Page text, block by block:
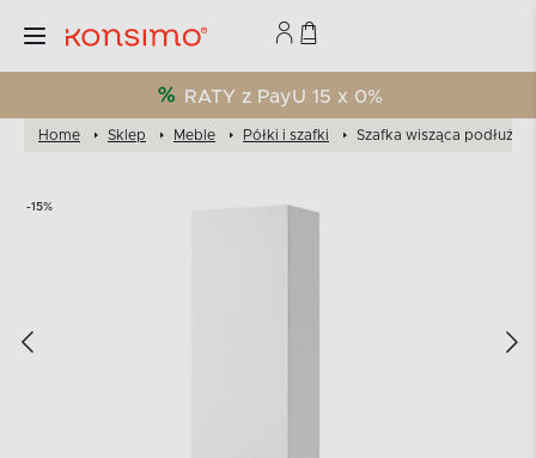
RATY z PayU 15 x 0%
Home Sklep Meble Półki i szafki Szafka wisząca podłużna
-15%